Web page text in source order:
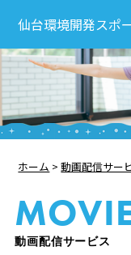
ホーム >動画配信サー
動画配信サービス
仙台環境開発スポ